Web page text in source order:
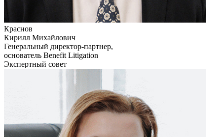
Краснов
Кирилл Михайлович
Генеральный директор-партнер,
основатель Benefit Litigation
Экспертный совет